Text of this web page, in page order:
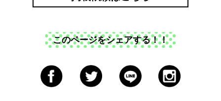
このページをシェアする！！